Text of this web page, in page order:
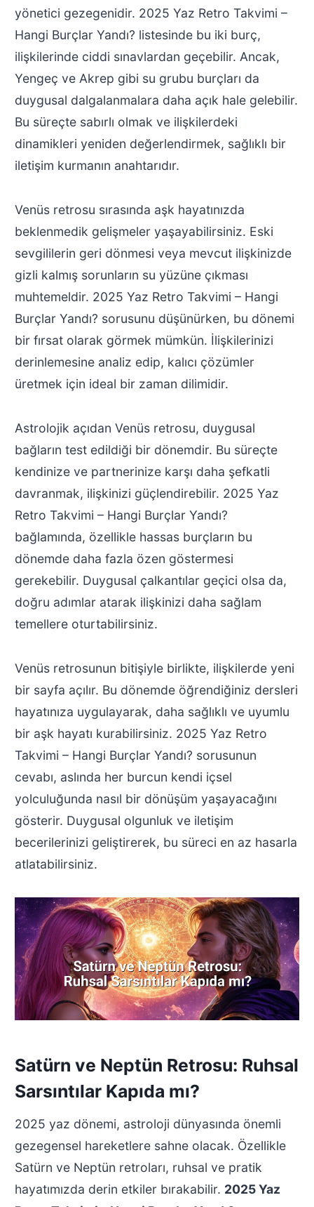
yönetici gezegenidir. 2025 Yaz Retro Takvimi –
Hangi Burçlar Yandı? listesinde bu iki burç,
ilişkilerinde ciddi sınavlardan geçebilir. Ancak,
Yengeç ve Akrep gibi su grubu burçları da
duygusal dalgalanmalara daha açık hale gelebilir.
Bu süreçte sabırlı olmak ve ilişkilerdeki
dinamikleri yeniden değerlendirmek, sağlıklı bir
iletişim kurmanın anahtarıdır.
Venüs retrosu sırasında aşk hayatınızda
beklenmedik gelişmeler yaşayabilirsiniz. Eski
sevgililerin geri dönmesi veya mevcut ilişkinizde
gizli kalmış sorunların su yüzüne çıkması
muhtemeldir. 2025 Yaz Retro Takvimi – Hangi
Burçlar Yandı? sorusunu düşünürken, bu dönemi
bir fırsat olarak görmek mümkün. İlişkilerinizi
derinlemesine analiz edip, kalıcı çözümler
üretmek için ideal bir zaman dilimidir.
Astrolojik açıdan Venüs retrosu, duygusal
bağların test edildiği bir dönemdir. Bu süreçte
kendinize ve partnerinize karşı daha şefkatli
davranmak, ilişkinizi güçlendirebilir. 2025 Yaz
Retro Takvimi – Hangi Burçlar Yandı?
bağlamında, özellikle hassas burçların bu
dönemde daha fazla özen göstermesi
gerekebilir. Duygusal çalkantılar geçici olsa da,
doğru adımlar atarak ilişkinizi daha sağlam
temellere oturtabilirsiniz.
Venüs retrosunun bitişiyle birlikte, ilişkilerde yeni
bir sayfa açılır. Bu dönemde öğrendiğiniz dersleri
hayatınıza uygulayarak, daha sağlıklı ve uyumlu
bir aşk hayatı kurabilirsiniz. 2025 Yaz Retro
Takvimi – Hangi Burçlar Yandı? sorusunun
cevabı, aslında her burcun kendi içsel
yolculuğunda nasıl bir dönüşüm yaşayacağını
gösterir. Duygusal olgunluk ve iletişim
becerilerinizi geliştirerek, bu süreci en az hasarla
atlatabilirsiniz.
Satürn ve Neptün Retrosu: Ruhsal
Sarsıntılar Kapıda mı?
2025 yaz dönemi, astroloji dünyasında önemli
gezegensel hareketlere sahne olacak. Özellikle
Satürn ve Neptün retroları, ruhsal ve pratik
hayatımızda derin etkiler bırakabilir. 2025 Yaz